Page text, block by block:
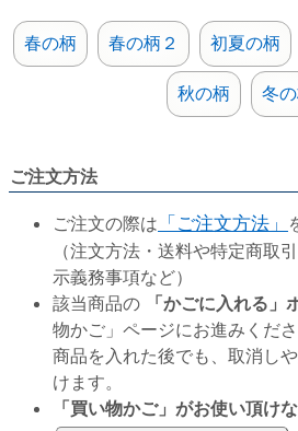
春の柄 春の柄２ 初夏の柄
秋の柄 冬
ご注文方法
ご注文の際は 「ご注文方法」
（注文方法・送料や特定商取
示義務事項など）
該当商品の
「かごに入れる」
物かご」ページにお進みくだ
商品を入れた後でも、取消し
けます。
「買い物かご」がお使い頂け